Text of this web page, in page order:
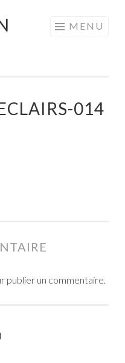
MENU
014
publier un commentaire.